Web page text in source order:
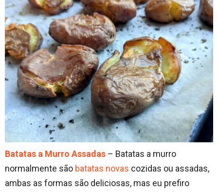
Batatas a Murro Assadas – Batatas a murro
normalmente são batatas novas cozidas ou assadas,
ambas as formas são deliciosas, mas eu prefiro